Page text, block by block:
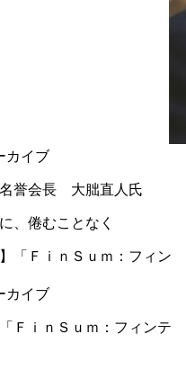
カイブ
誉会長 大朏直人氏
、倦むことなく
カイブ
ＦｉｎＳｕｍ：フィンテ